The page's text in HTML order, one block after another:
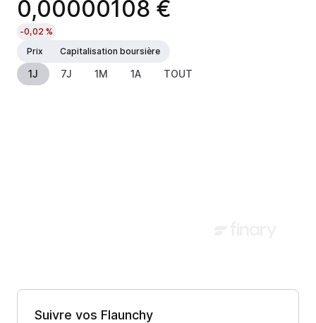
0,00000108 €
-0,02 %
Prix
Capitalisation boursière
1J 7J 1M 1A TOUT
Suivre vos Flaunchy